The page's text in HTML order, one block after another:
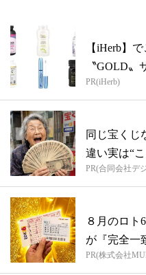
【iHerb】
〝GOLD〟
PR(iHerb)
同じ宝くじ
違い実は“
PR(合同会社デ
８月のロト
が『完全一
PR(株式会社